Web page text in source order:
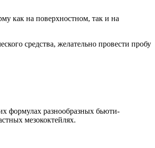
как на поверхностном, так и на
средства, желательно провести пробу
формулах разнообразных бьюти-
мезококтейлях.